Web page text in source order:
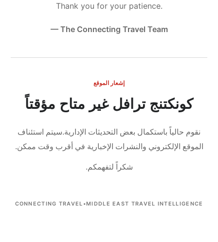
Thank you for your patience.
— The Connecting Travel Team
إشعار الموقع
كونكتنج ترافل غير متاح مؤقتاً
نقوم حالياً باستكمال بعض التحديثات الإدارية.سيتم استئناف
الموقع الإلكتروني والنشرات الإخبارية في أقرب وقت ممكن.
شكراً لتفهمكم.
CONNECTING TRAVEL •MIDDLE EAST TRAVEL INTELLIGENCE